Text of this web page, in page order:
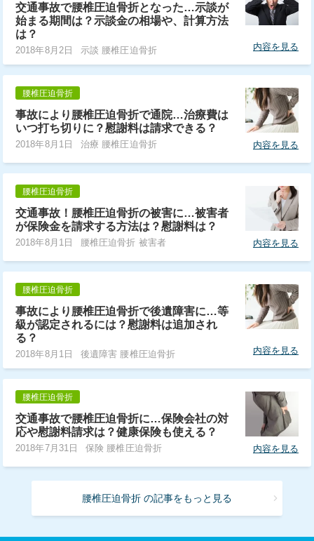
交通事故で腰椎圧迫骨折となった…示談が
始まる期間は？示談金の相場や、計算方法
は？
2018年8月2日 示談 腰椎圧迫骨折 内容を見る
腰椎圧迫骨折
事故により腰椎圧迫骨折で通院…治療費は
いつ打ち切りに？慰謝料は請求できる？
2018年8月1日 治療 腰椎圧迫骨折 内容を見る
腰椎圧迫骨折
交通事故！腰椎圧迫骨折の被害に…被害者
が保険金を請求する方法は？慰謝料は？
2018年8月1日 腰椎圧迫骨折 被害者 内容を見る
腰椎圧迫骨折
事故により腰椎圧迫骨折で後遺障害に…等
級が認定されるには？慰謝料は追加され
る？
2018年8月1日 後遺障害 腰椎圧迫骨折 内容を見る
腰椎圧迫骨折
交通事故で腰椎圧迫骨折に…保険会社の対
応や慰謝料請求は？健康保険も使える？
2018年7月31日 保険 腰椎圧迫骨折 内容を見る
腰椎圧迫骨折 の記事をもっと見る